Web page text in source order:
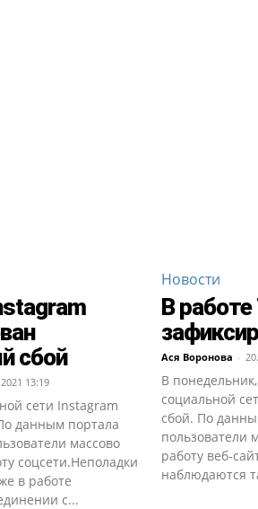
сбой
13:19
сети Instagram
данным портала
массово
соцсети.Неполадки
в работе
с...
Новости
В
Ася Воронова -
В
социальной
сбой. По
пользователи
работу веб-
наблюдаются